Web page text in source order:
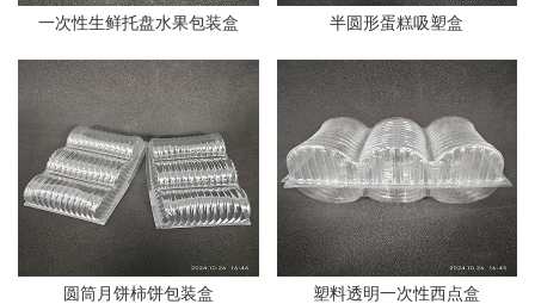
一次性生鲜托盘水果包装盒 半圆形蛋糕吸塑盒
圆筒月饼柿饼包装盒 塑料透明一次性西点盒